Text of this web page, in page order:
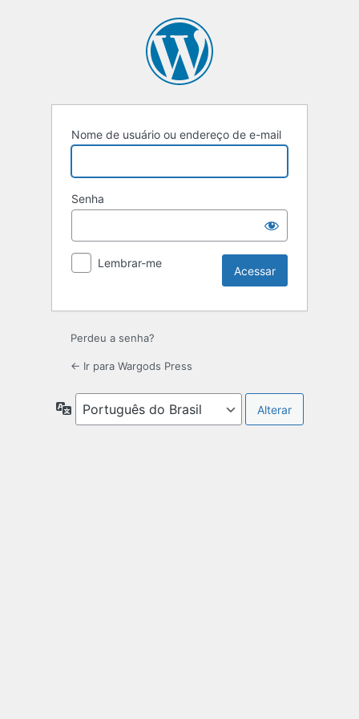
Nome de usuário ou endereço de e-mail
Senha
Lembrar-me
Perdeu a senha?
← Ir para Wargods Press
Idioma